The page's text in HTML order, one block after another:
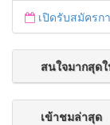
เปิดรับสมัครการ
สนใจมากสุด
เข้าชมล่าสุด